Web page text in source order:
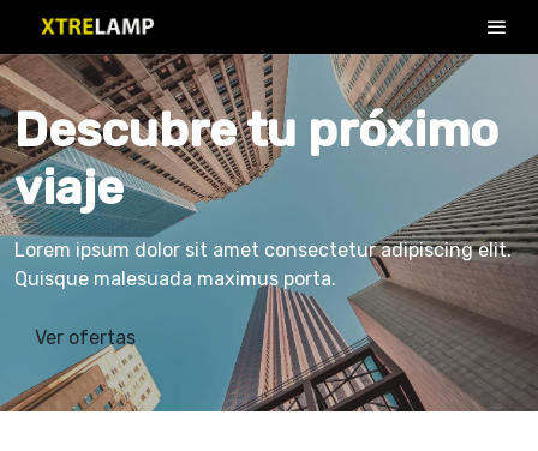
Descubre tu próximo
viaje
Lorem ipsum dolor sit amet consectetur adipiscing elit.
Quisque malesuada maximus porta.
Ver ofertas